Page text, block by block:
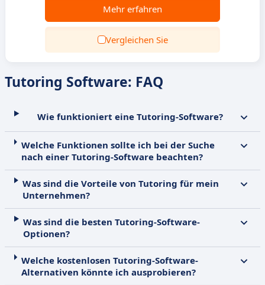
Mehr erfahren
Vergleichen Sie
Tutoring Software: FAQ
Wie funktioniert eine Tutoring-Software?
Welche Funktionen sollte ich bei der Suche
nach einer Tutoring-Software beachten?
Was sind die Vorteile von Tutoring für mein
Unternehmen?
Was sind die besten Tutoring-Software-
Optionen?
Welche kostenlosen Tutoring-Software-
Alternativen könnte ich ausprobieren?